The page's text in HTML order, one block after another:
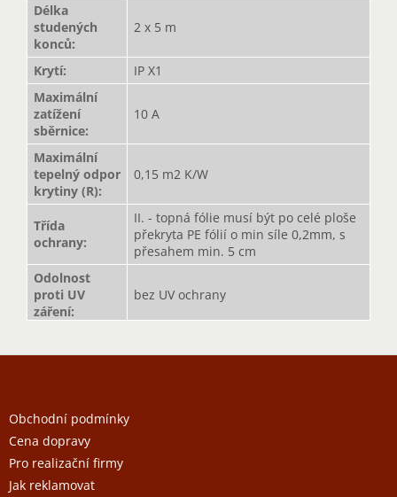
Délka
studených
konců:
2 x 5 m
Krytí:
IP X1
Maximální
zatížení
sběrnice:
10 A
Maximální
tepelný odpor
krytiny (R):
0,15 m2 K/W
Třída
ochrany:
II. - topná fólie musí být po celé ploše
překryta PE fólií o min síle 0,2mm, s
přesahem min. 5 cm
Odolnost
proti UV
záření:
bez UV ochrany
Z
aObchodní podmínky
Cena dopravy
Pro realizační firmy
Jak reklamovat